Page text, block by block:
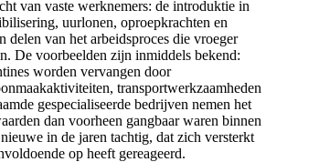
van vaste werknemers: de introduktie in
uurlonen, oproepkrachten en
delen van het arbeidsproces die vroeger
De voorbeelden zijn inmiddels bekend:
worden vervangen door
transportwerkzaamheden
gespecialiseerde bedrijven nemen het
dan voorheen gangbaar waren binnen
in de jaren tachtig, dat zich versterkt
op heeft gereageerd.